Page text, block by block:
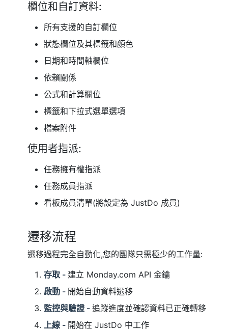
欄位和自訂資料:
所有支援的自訂欄位
狀態欄位及其標籤和顏色
日期和時間軸欄位
依賴關係
公式和計算欄位
標籤和下拉式選單選項
檔案附件
使用者指派:
任務擁有權指派
任務成員指派
看板成員清單(將設定為 JustDo 成員)
遷移流程
遷移過程完全自動化,您的團隊只需極少的工作量:
存取 - 建立 Monday.com API 金鑰
啟動 - 開始自動資料遷移
監控與驗證 - 追蹤進度並確認資料已正確轉移
上線 - 開始在 JustDo 中工作